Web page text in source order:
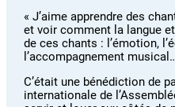
« J’aime apprendre des
et voir comment la langue
de ces chants : l’émotion,
l’accompagnement
C’était une bénédiction de
internationale de